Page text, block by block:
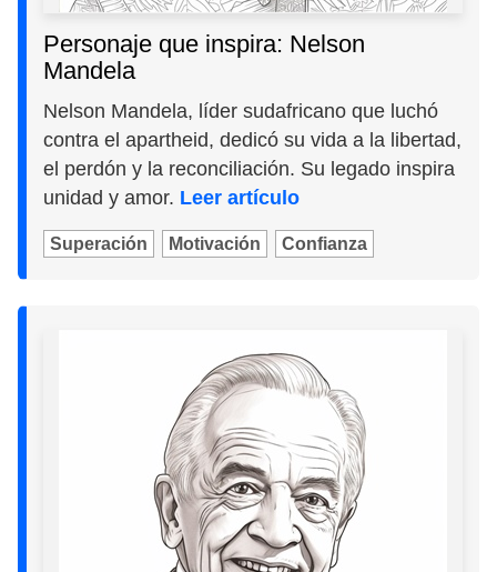
Personaje que inspira: Nelson
Mandela
Nelson Mandela, líder sudafricano que luchó
contra el apartheid, dedicó su vida a la libertad,
el perdón y la reconciliación. Su legado inspira
unidad y amor. Leer artículo
Superación Motivación Confianza